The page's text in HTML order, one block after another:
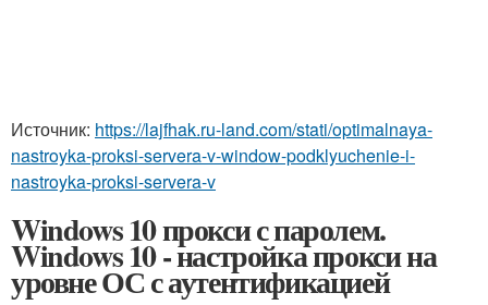
Источник: https://lajfhak.ru-land.com/stati/optimalnaya-
nastroyka-proksi-servera-v-window-podklyuchenie-i-
nastroyka-proksi-servera-v
Windows 10 прокси с паролем.
Windows 10 - настройка прокси на
уровне ОС с аутентификацией